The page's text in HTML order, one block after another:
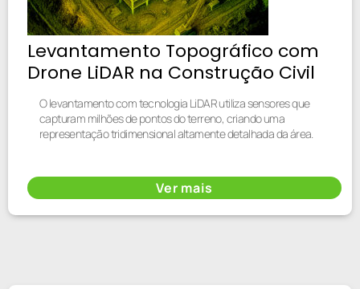
Levantamento Topográfico com
Drone LiDAR na Construção Civil
O levantamento com tecnologia LiDAR utiliza sensores que
capturam milhões de pontos do terreno, criando uma
representação tridimensional altamente detalhada da área.
Ver mais